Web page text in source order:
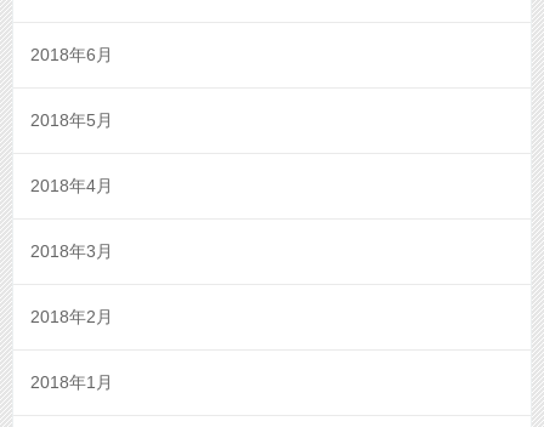
2018年6月
2018年5月
2018年4月
2018年3月
2018年2月
2018年1月